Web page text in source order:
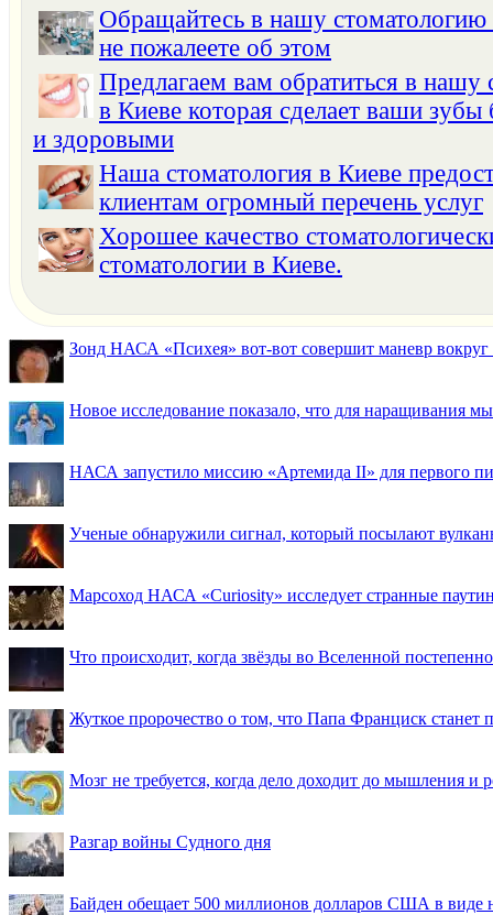
Обращайтесь в нашу
не пожалеете об этом
Предлагаем вам обратиться в нашу
в Киеве которая сделает ваши
и здоровыми
Наша стоматология в Киеве
клиентам огромный перечень услуг
Хорошее качество
стоматологии в Киеве.
Зонд НАСА «Психея» вот-вот совершит маневр вокруг
Новое исследование показало, что для наращивания
НАСА запустило миссию «Артемида II» для первого
Ученые обнаружили сигнал, который посылают
Марсоход НАСА «Curiosity» исследует странные
Что происходит, когда звёзды во Вселенной
Жуткое пророчество о том, что Папа Франциск
Мозг не требуется, когда дело доходит до мышления и
Разгар войны Судного дня
Байден обещает 500 миллионов долларов США в